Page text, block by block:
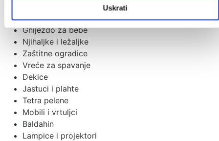
Uskrati
Prijenosni krevetići i dodaci
Gnijezdo za bebe
Njihaljke i ležaljke
Zaštitne ogradice
Vreće za spavanje
Dekice
Jastuci i plahte
Tetra pelene
Mobili i vrtuljci
Baldahin
Lampice i projektori